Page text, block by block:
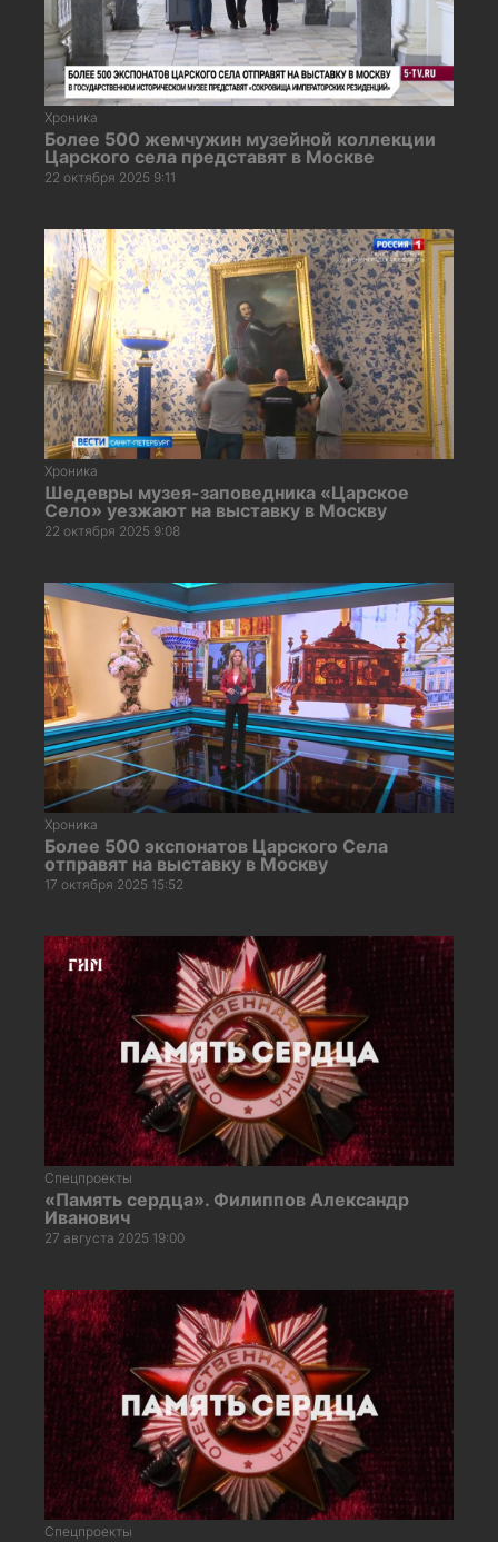
Хроника
Более 500 жемчужин музейной коллекции
Царского села представят в Москве
22 октября 2025 9:11
Хроника
Шедевры музея-заповедника «Царское
Cело» уезжают на выставку в Москву
22 октября 2025 9:08
Хроника
Более 500 экспонатов Царского Села
отправят на выставку в Москву
17 октября 2025 15:52
Спецпроекты
«Память сердца». Филиппов Александр
Иванович
27 августа 2025 19:00
Спецпроекты